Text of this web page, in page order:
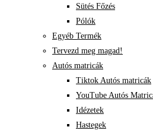
Sütés Főzés
Pólók
Egyéb Termék
Tervezd meg magad!
Autós matricák
Tiktok Autós matricák
YouTube Autós
Idézetek
Hastegek